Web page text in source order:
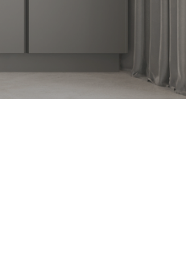
Prestige